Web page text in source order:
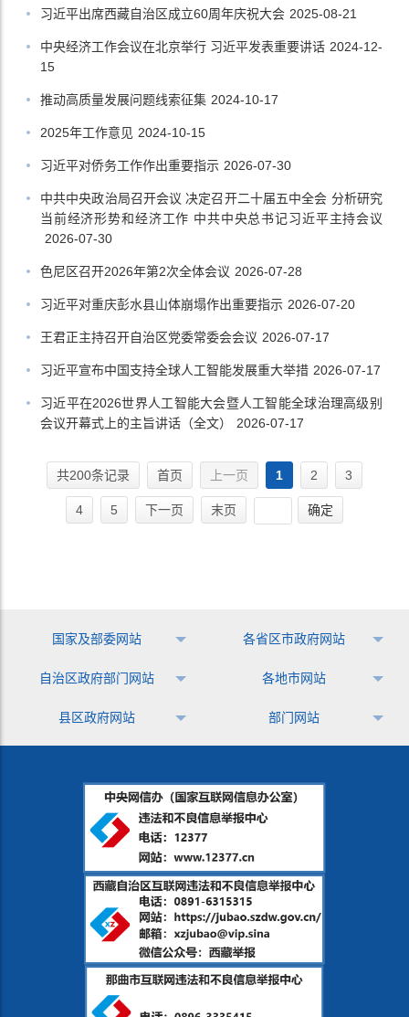
习近平出席西藏自治区成立60周年庆祝大会 2025-08-21
中央经济工作会议在北京举行 习近平发表重要讲话 2024-12-
15
推动高质量发展问题线索征集 2024-10-17
2025年工作意见 2024-10-15
习近平对侨务工作作出重要指示 2026-07-30
中共中央政治局召开会议 决定召开二十届五中全会 分析研究
当前经济形势和经济工作 中共中央总书记习近平主持会议
2026-07-30
色尼区召开2026年第2次全体会议 2026-07-28
习近平对重庆彭水县山体崩塌作出重要指示 2026-07-20
王君正主持召开自治区党委常委会会议 2026-07-17
习近平宣布中国支持全球人工智能发展重大举措 2026-07-17
习近平在2026世界人工智能大会暨人工智能全球治理高级别
会议开幕式上的主旨讲话（全文）
2026-07-17
共200条记录 首页 上一页 1 2 3
4 5 下一页 末页 确定
国家及部委网站 各省区市政府网站
自治区政府部门网站 各地市网站
县区政府网站 部门网站